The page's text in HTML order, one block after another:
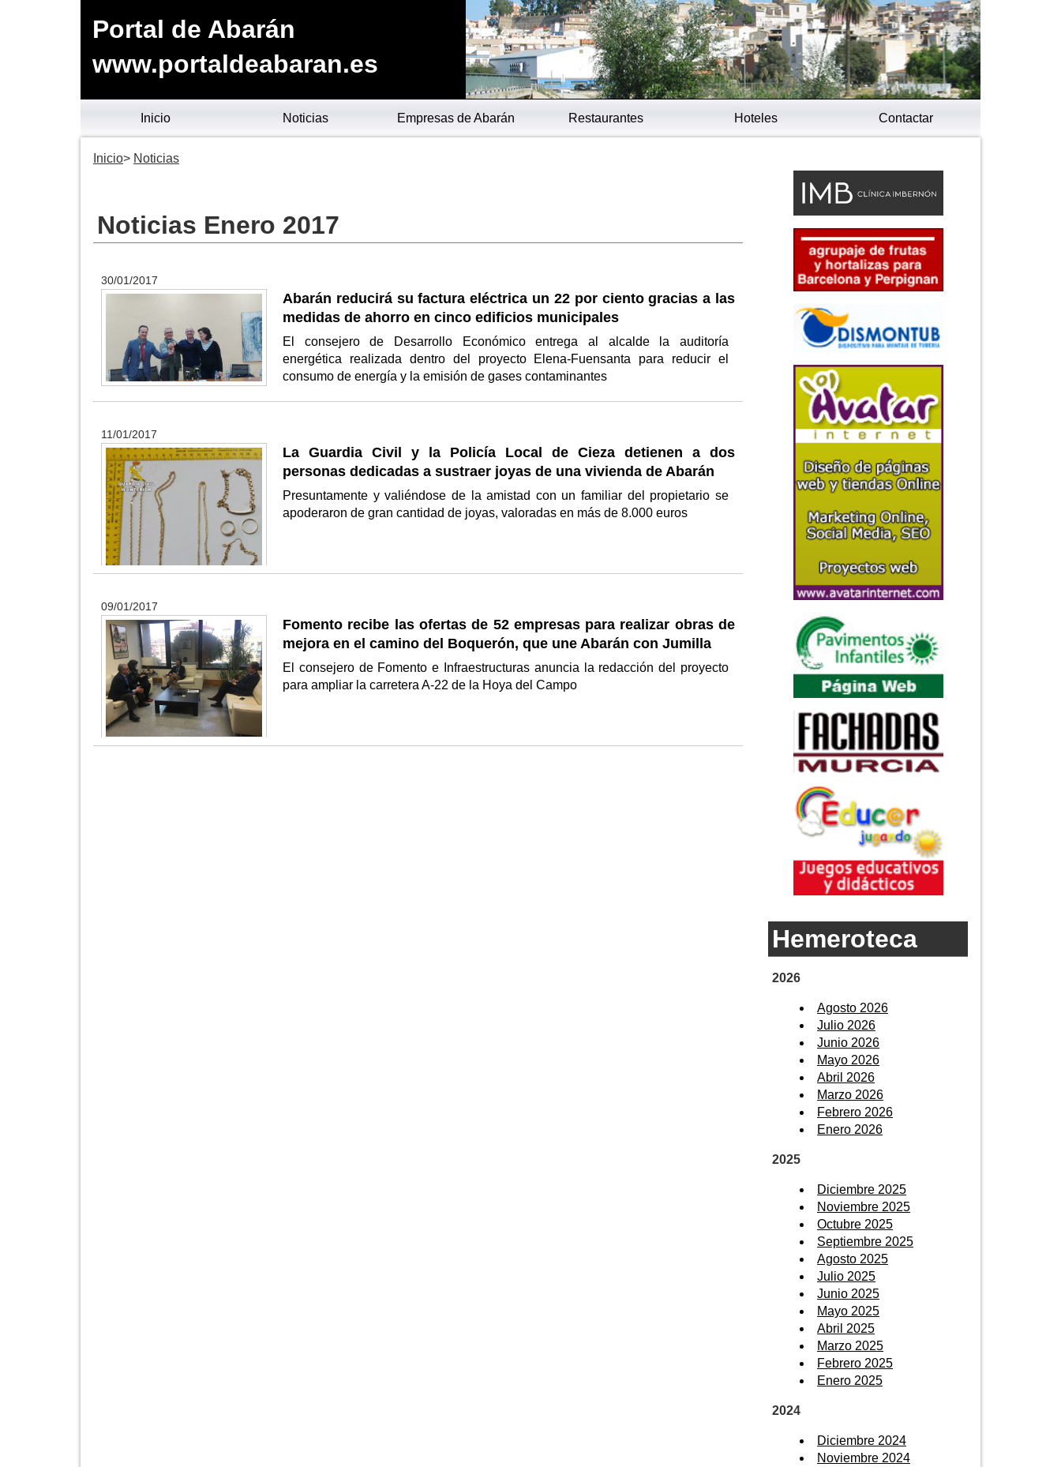
Portal de Abarán
www.portaldeabaran.es
Inicio Noticias Empresas de Abarán Restaurantes Hoteles Contactar
Inicio Noticias
Noticias Enero 2017
30/01/2017
Abarán reducirá su factura eléctrica un 22 por ciento gracias a las
medidas de ahorro en cinco edificios municipales
El consejero de Desarrollo Económico entrega al alcalde la auditoría
energética realizada dentro del proyecto Elena-Fuensanta para reducir el
consumo de energía y la emisión de gases contaminantes
11/01/2017
La Guardia Civil y la Policía Local de Cieza detienen a dos
personas dedicadas a sustraer joyas de una vivienda de Abarán
Presuntamente y valiéndose de la amistad con un familiar del propietario se
apoderaron de gran cantidad de joyas, valoradas en más de 8.000 euros
09/01/2017
Fomento recibe las ofertas de 52 empresas para realizar obras de
mejora en el camino del Boquerón, que une Abarán con Jumilla
El consejero de Fomento e Infraestructuras anuncia la redacción del proyecto
para ampliar la carretera A-22 de la Hoya del Campo
Hemeroteca
2026
Agosto 2026
Julio 2026
Junio 2026
Mayo 2026
Abril 2026
Marzo 2026
Febrero 2026
Enero 2026
2025
Diciembre 2025
Noviembre 2025
Octubre 2025
Septiembre 2025
Agosto 2025
Julio 2025
Junio 2025
Mayo 2025
Abril 2025
Marzo 2025
Febrero 2025
Enero 2025
2024
Diciembre 2024
Noviembre 2024